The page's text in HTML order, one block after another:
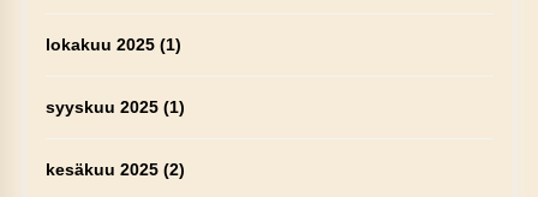
lokakuu 2025(1)
syyskuu 2025(1)
kesäkuu 2025(2)